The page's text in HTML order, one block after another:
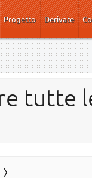
Progetto Derivate
tutte